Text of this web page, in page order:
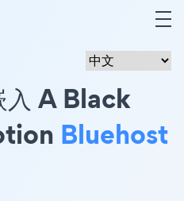
入 A Black
Bluehost